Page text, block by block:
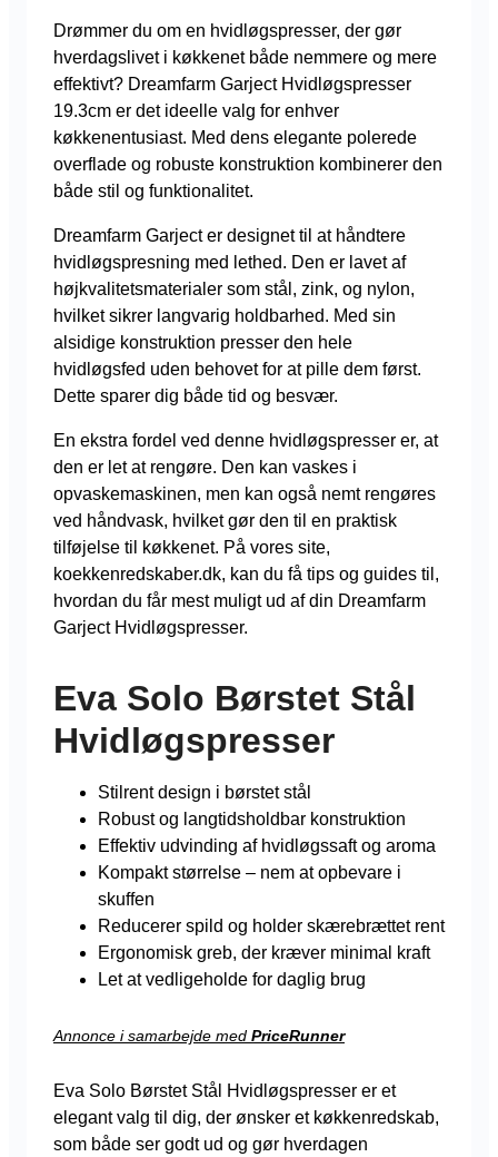
Drømmer du om en hvidløgspresser, der gør
hverdagslivet i køkkenet både nemmere og mere
effektivt? Dreamfarm Garject Hvidløgspresser
19.3cm er det ideelle valg for enhver
køkkenentusiast. Med dens elegante polerede
overflade og robuste konstruktion kombinerer den
både stil og funktionalitet.
Dreamfarm Garject er designet til at håndtere
hvidløgspresning med lethed. Den er lavet af
højkvalitetsmaterialer som stål, zink, og nylon,
hvilket sikrer langvarig holdbarhed. Med sin
alsidige konstruktion presser den hele
hvidløgsfed uden behovet for at pille dem først.
Dette sparer dig både tid og besvær.
En ekstra fordel ved denne hvidløgspresser er, at
den er let at rengøre. Den kan vaskes i
opvaskemaskinen, men kan også nemt rengøres
ved håndvask, hvilket gør den til en praktisk
tilføjelse til køkkenet. På vores site,
koekkenredskaber.dk, kan du få tips og guides til,
hvordan du får mest muligt ud af din Dreamfarm
Garject Hvidløgspresser.
Eva Solo Børstet Stål
Hvidløgspresser
Stilrent design i børstet stål
Robust og langtidsholdbar konstruktion
Effektiv udvinding af hvidløgssaft og aroma
Kompakt størrelse – nem at opbevare i
skuffen
Reducerer spild og holder skærebrættet rent
Ergonomisk greb, der kræver minimal kraft
Let at vedligeholde for daglig brug
Annonce i samarbejde med PriceRunner
Eva Solo Børstet Stål Hvidløgspresser er et
elegant valg til dig, der ønsker et køkkenredskab,
som både ser godt ud og gør hverdagen